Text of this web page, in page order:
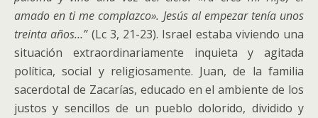
amado en ti me complazco». Jesús al empezar tenía unos
treinta años…”(Lc 3, 21-23). Israel estaba viviendo una
situación extraordinariamente inquieta y agitada
política, social y religiosamente. Juan, de la familia
sacerdotal de Zacarías, educado en el ambiente de los
justos y sencillos de un pueblo dolorido, dividido y